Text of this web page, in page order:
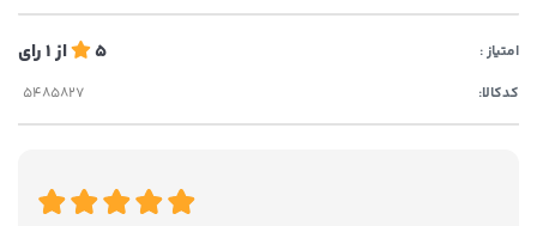
امتیاز : 5 از1رای
کدکالا: